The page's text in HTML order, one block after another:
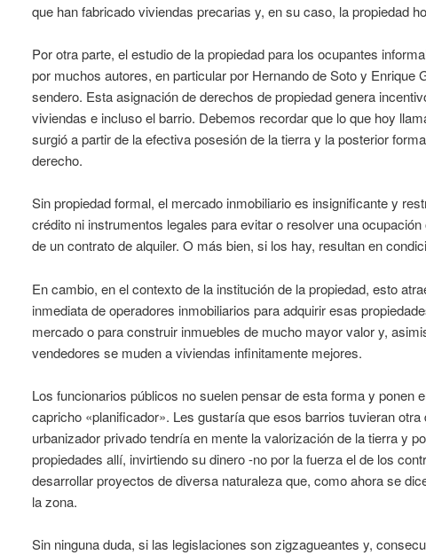
que han fabricado viviendas precarias y, en su caso, la propiedad
Por otra parte, el estudio de la propiedad para los ocupantes
por muchos autores, en particular por Hernando de Soto y Enrique
sendero. Esta asignación de derechos de propiedad genera
viviendas e incluso el barrio. Debemos recordar que lo que hoy
surgió a partir de la efectiva posesión de la tierra y la posterior
derecho.
Sin propiedad formal, el mercado inmobiliario es insignificante y
crédito ni instrumentos legales para evitar o resolver una
de un contrato de alquiler. O más bien, si los hay, resultan en
En cambio, en el contexto de la institución de la propiedad, esto
inmediata de operadores inmobiliarios para adquirir esas
mercado o para construir inmuebles de mucho mayor valor y,
vendedores se muden a viviendas infinitamente mejores.
Los funcionarios públicos no suelen pensar de esta forma y ponen
capricho «planificador». Les gustaría que esos barrios tuvieran otra
urbanizador privado tendría en mente la valorización de la tierra y
propiedades allí, invirtiendo su dinero -no por la fuerza el de los
desarrollar proyectos de diversa naturaleza que, como ahora se
la zona.
Sin ninguna duda, si las legislaciones son zigzagueantes y,